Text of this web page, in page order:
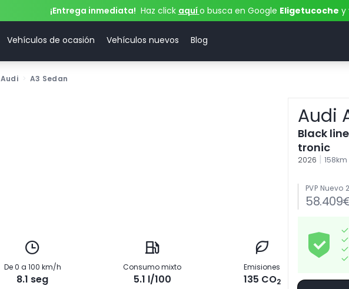
¡Entrega inmediata! Haz click aquío busca en Google Eligetucoche y
Vehículos de ocasión Vehículos nuevos Blog
Audi A3 Sedan
De 0 a 100 km/h
8.1 seg
Consumo mixto
5.1 l/100
Emisiones
135 CO2
Audi
Black
tronic
2026 | 158km
PVP Nuevo